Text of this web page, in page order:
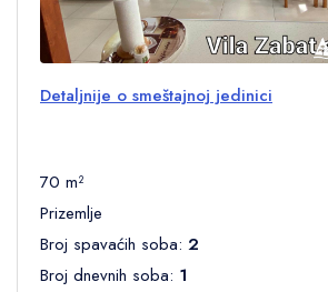
Detaljnije o smeštajnoj jedinici
70 m²
Prizemlje
Broj spavaćih soba: 2
Broj dnevnih soba: 1